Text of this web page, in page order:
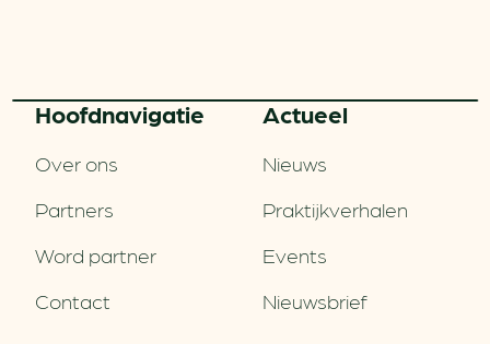
Hoofd­navigatie
Over ons
Partners
Word partner
Contact
Actueel
Nieuws
Praktijkverhalen
Events
Nieuwsbrief